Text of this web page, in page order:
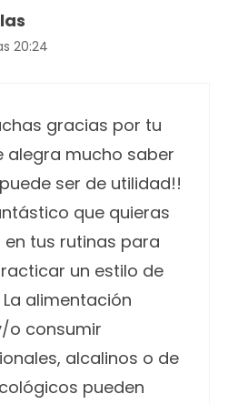
20:24
gracias por tu
alegra mucho saber
ser de utilidad!!
que quieras
tus rutinas para
un estilo de
alimentación
o consumir
alcalinos o de
pueden